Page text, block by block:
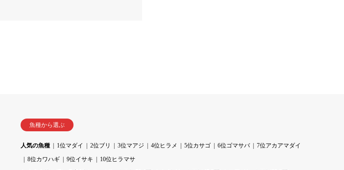
魚種から選ぶ
人気の魚種 1位マダイ 2位ブリ 3位マアジ 4位ヒラメ 5位カサゴ 6位ゴマサバ
7位アカアマダイ
8位カワハギ
9位イサキ
10位ヒラマサ